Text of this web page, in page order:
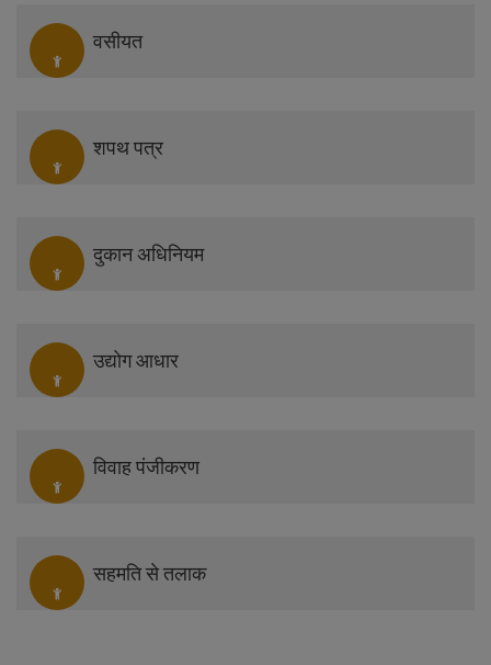
वसीयत
शपथ पत्र
दुकान अधिनियम
उद्योग आधार
विवाह पंजीकरण
सहमति से तलाक